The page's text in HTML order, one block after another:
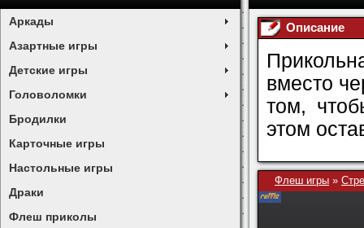
Аркады
Азартные игры
Детские игры
Головоломки
Бродилки
Карточные игры
Настольные игры
Драки
Флеш приколы
Описание
вместо
том,
этом
Флеш игры »